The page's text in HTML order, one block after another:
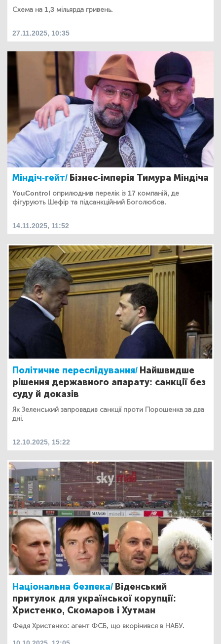
Схема на 1,3 мільярда гривень.
27.11.2025, 10:35
Міндіч-гейт/ Бізнес-імперія Тимура Міндіча
YouControl оприлюднив перелік із 17 компаній, де
фігурують Шефір та підсанкційний Боголюбов.
14.11.2025, 11:52
Політичне переслідування/ Найшвидше
рішення державного апарату: санкції без
суду й доказів
Як Зеленський запровадив санкції проти Порошенка за два
дні.
12.10.2025, 15:22
Національна безпека/ Віденський
притулок для української корупції:
Христенко, Скомаров і Хутман
Федя Христенко: агент ФСБ, що вкорінився в НАБУ.